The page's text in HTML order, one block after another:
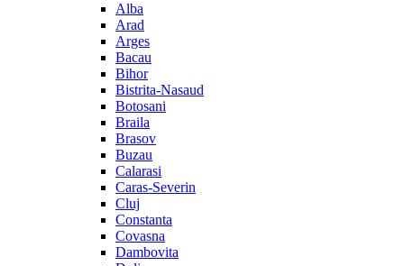
Alba
Arad
Arges
Bacau
Bihor
Bistrita-Nasaud
Botosani
Braila
Brasov
Buzau
Calarasi
Caras-Severin
Cluj
Constanta
Covasna
Dambovita